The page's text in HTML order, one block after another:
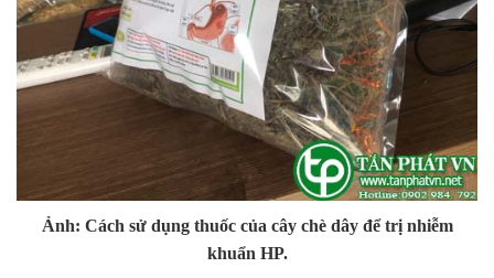
Ảnh: Cách sử dụng thuốc của cây chè dây để trị nhiễm
khuẩn HP.